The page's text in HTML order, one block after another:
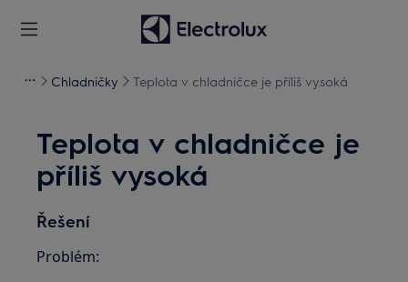
Chladničky Teplota v chladničce je příliš vysoká
Teplota v chladničce je
příliš vysoká
Řešení
Problém: